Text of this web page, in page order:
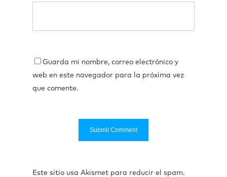
Guarda mi nombre, correo electrónico y
web en este navegador para la próxima vez
que comente.
Este sitio usa Akismet para reducir el spam.